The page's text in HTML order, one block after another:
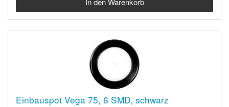
Einbauspot Vega 75, 6 SMD, schwarz